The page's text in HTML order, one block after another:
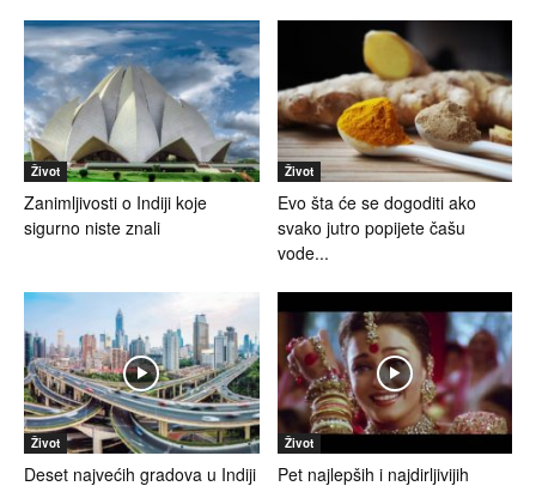
Život
Zanimljivosti o Indiji koje
sigurno niste znali
Život
Evo šta će se dogoditi ako
svako jutro popijete čašu
vode...
Život
Deset najvećih gradova u Indiji
Život
Pet najlepših i najdirljivijih